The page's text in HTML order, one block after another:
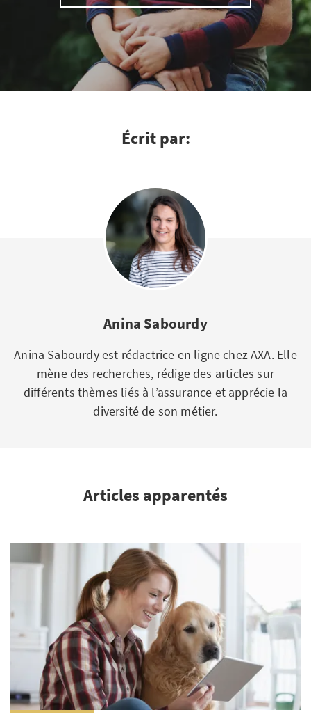
Écrit par:
Anina Sabourdy
Anina Sabourdy est rédactrice en ligne chez AXA. Elle
mène des recherches, rédige des articles sur
différents thèmes liés à l’assurance et apprécie la
diversité de son métier.
Articles apparentés